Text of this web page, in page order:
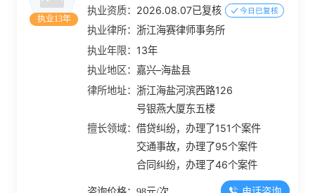
执业13年
执业资质： 2026.08.07已复核 今日已复核
执业律所：浙江海赛律师事务所
执业年限： 13年
执业地区： 嘉兴–海盐县
律所地址：浙江海盐河滨西路126
号银燕大厦东五楼
擅长领域：借贷纠纷，办理了151个案件
交通事故，办理了95个案件
合同纠纷，办理了46个案件